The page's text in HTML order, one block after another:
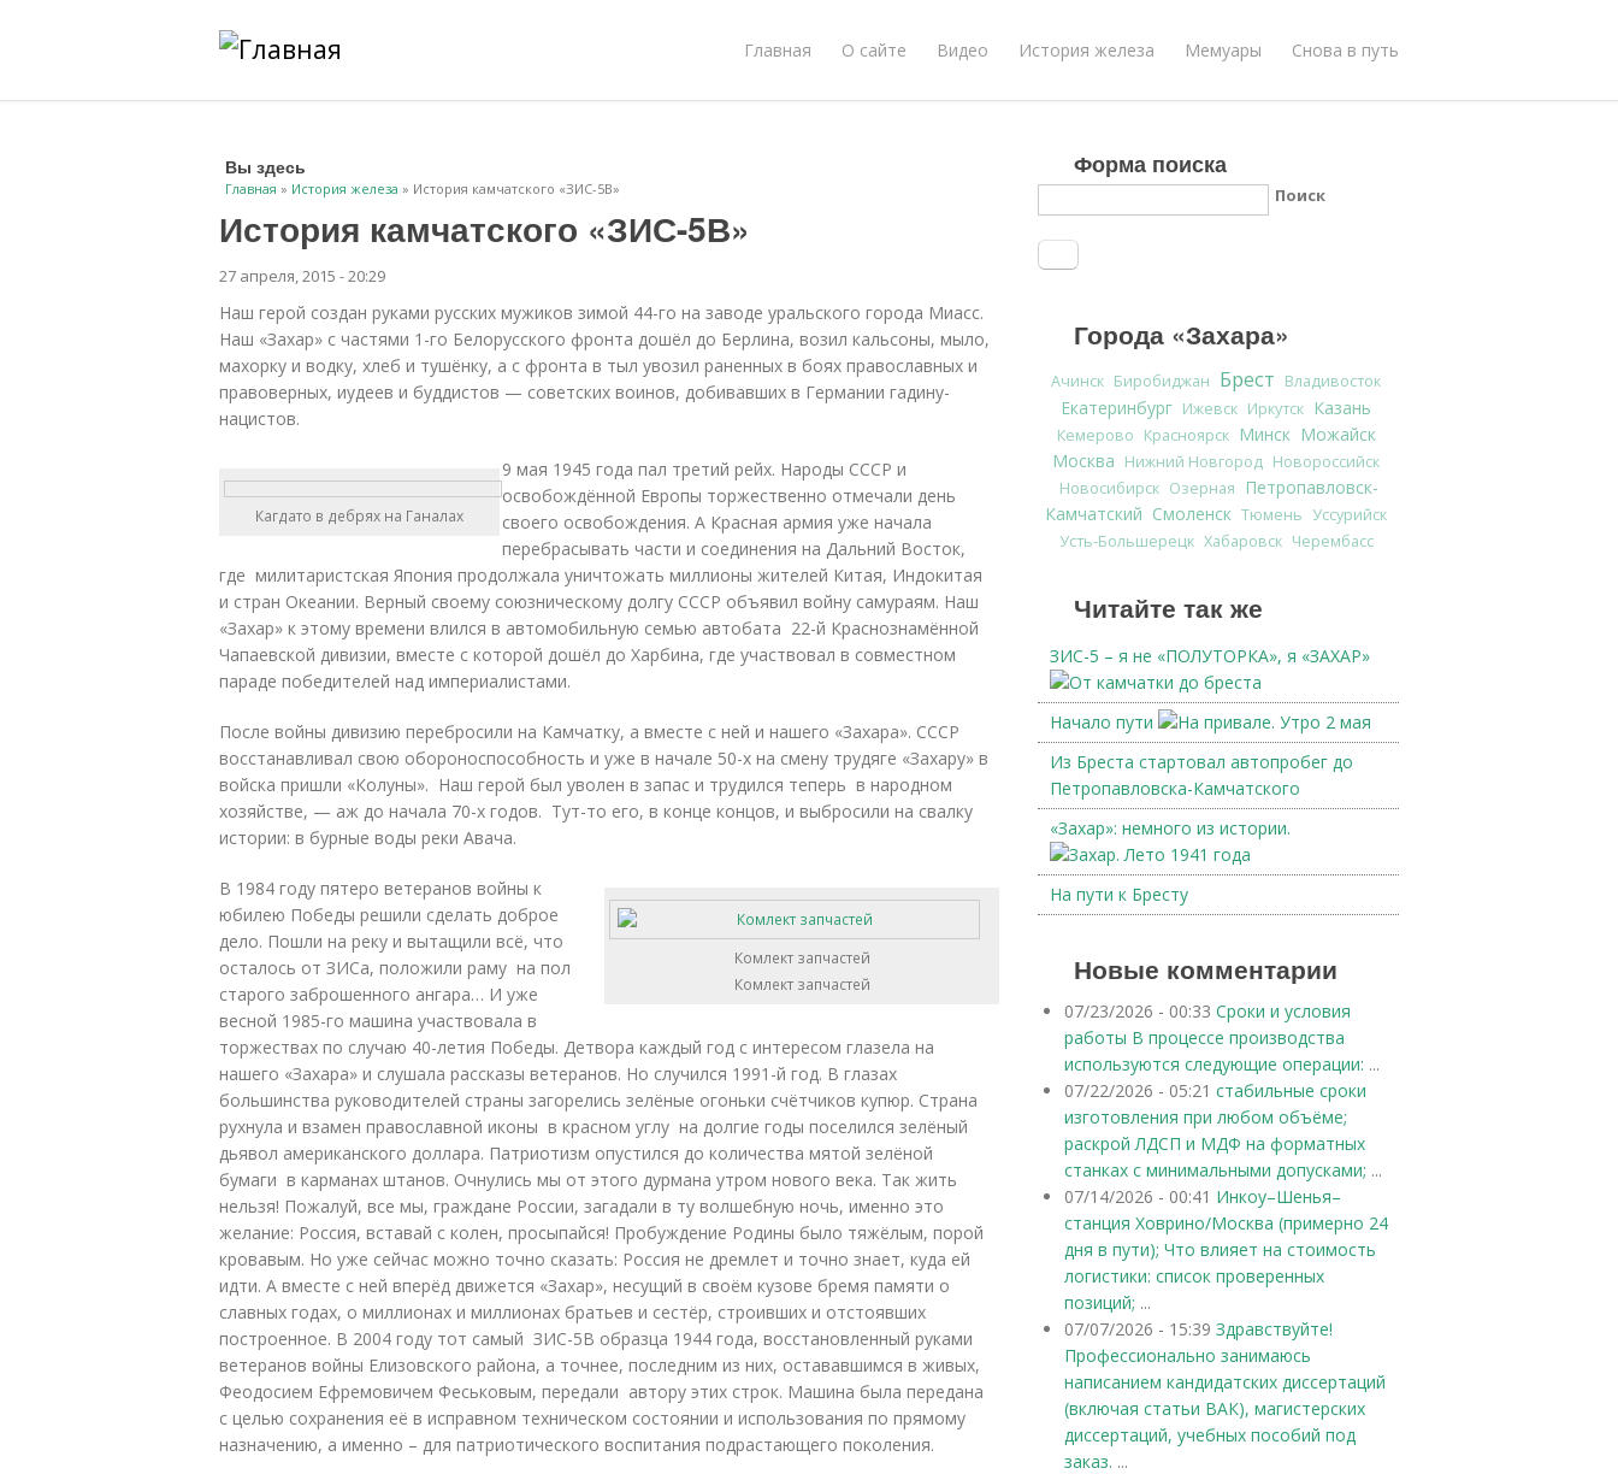
Главная О сайте Видео История железа Мемуары Снова в путь
Вы здесь
Главная » История железа » История камчатского «ЗИС-5В»
История камчатского «ЗИС-5В»
27 апреля, 2015 - 20:29
Наш герой создан руками русских мужиков зимой 44-го на заводе уральского города Миасс.
Наш «Захар» с частями 1-го Белорусского фронта дошёл до Берлина, возил кальсоны, мыло,
махорку и водку, хлеб и тушёнку, а с фронта в тыл увозил раненных в боях православных и
правоверных, иудеев и буддистов — советских воинов, добивавших в Германии гадину-
нацистов.
Кагдато в дебрях на Ганалах
9 мая 1945 года пал третий рейх. Народы СССР и
освобождённой Европы торжественно отмечали день
своего освобождения. А Красная армия уже начала
перебрасывать части и соединения на Дальний Восток,
где милитаристская Япония продолжала уничтожать миллионы жителей Китая, Индокитая
и стран Океании. Верный своему союзническому долгу СССР объявил войну самураям. Наш
«Захар» к этому времени влился в автомобильную семью автобата 22-й Краснознамённой
Чапаевской дивизии, вместе с которой дошёл до Харбина, где участвовал в совместном
параде победителей над империалистами.
После войны дивизию перебросили на Камчатку, а вместе с ней и нашего «Захара». СССР
восстанавливал свою обороноспособность и уже в начале 50-х на смену трудяге «Захару» в
войска пришли «Колуны». Наш герой был уволен в запас и трудился теперь в народном
хозяйстве, — аж до начала 70-х годов. Тут-то его, в конце концов, и выбросили на свалку
истории: в бурные воды реки Авача.
Комлект запчастей
Комлект запчастей
В 1984 году пятеро ветеранов войны к
юбилею Победы решили сделать доброе
дело. Пошли на реку и вытащили всё, что
осталось от ЗИСа, положили раму на пол
старого заброшенного ангара… И уже
весной 1985-го машина участвовала в
торжествах по случаю 40-летия Победы. Детвора каждый год с интересом глазела на
нашего «Захара» и слушала рассказы ветеранов. Но случился 1991-й год. В глазах
большинства руководителей страны загорелись зелёные огоньки счётчиков купюр. Страна
рухнула и взамен православной иконы в красном углу на долгие годы поселился зелёный
дьявол американского доллара. Патриотизм опустился до количества мятой зелёной
бумаги в карманах штанов. Очнулись мы от этого дурмана утром нового века. Так жить
нельзя! Пожалуй, все мы, граждане России, загадали в ту волшебную ночь, именно это
желание: Россия, вставай с колен, просыпайся! Пробуждение Родины было тяжёлым, порой
кровавым. Но уже сейчас можно точно сказать: Россия не дремлет и точно знает, куда ей
идти. А вместе с ней вперёд движется «Захар», несущий в своём кузове бремя памяти о
славных годах, о миллионах и миллионах братьев и сестёр, строивших и отстоявших
построенное. В 2004 году тот самый ЗИС-5В образца 1944 года, восстановленный руками
ветеранов войны Елизовского района, а точнее, последним из них, остававшимся в живых,
Феодосием Ефремовичем Феськовым, передали автору этих строк. Машина была передана
с целью сохранения её в исправном техническом состоянии и использования по прямому
назначению, а именно – для патриотического воспитания подрастающего поколения.
Форма поиска
Поиск
Города «Захара»
Ачинск Биробиджан Брест Владивосток
Екатеринбург Ижевск Иркутск Казань
Кемерово Красноярск Минск Можайск
Москва Нижний Новгород Новороссийск
Новосибирск Озерная
Петропавловск-
Камчатский Смоленск Тюмень Уссурийск
Усть-Большерецк Хабаровск Черембасс
Читайте так же
ЗИС-5 – я не «ПОЛУТОРКА», я «ЗАХАР»
Начало пути
Из Бреста стартовал автопробег до
Петропавловска-Камчатского
«Захар»: немного из истории.
На пути к Бресту
Новые комментарии
07/23/2026 - 00:33 Сроки и условия
работы В процессе производства
используются следующие операции: ...
07/22/2026 - 05:21 стабильные сроки
изготовления при любом объёме;
раскрой ЛДСП и МДФ на форматных
станках с минимальными допусками; ...
07/14/2026 - 00:41 Инкоу–Шенья–
станция Ховрино/Москва (примерно 24
дня в пути); Что влияет на стоимость
логистики: список проверенных
позиций; ...
07/07/2026 - 15:39 Здравствуйте!
Профессионально занимаюсь
написанием кандидатских диссертаций
(включая статьи ВАК), магистерских
диссертаций, учебных пособий под
заказ. ...